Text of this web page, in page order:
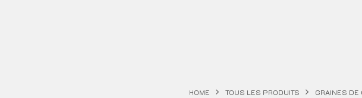
HOME TOUS LES PRODUITS GRAINES DE